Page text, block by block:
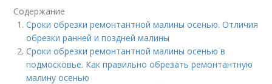
Содержание
Сроки обрезки ремонтантной малины осенью. Отличия
обрезки ранней и поздней малины
Сроки обрезки ремонтантной малины осенью в
подмосковье. Как правильно обрезать ремонтантную
малину осенью